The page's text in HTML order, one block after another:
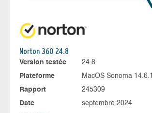
Norton 360 24.8
Version testée
24.8
Plateforme
MacOS Sonoma 14.6.1
Rapport
245309
Date
septembre 2024